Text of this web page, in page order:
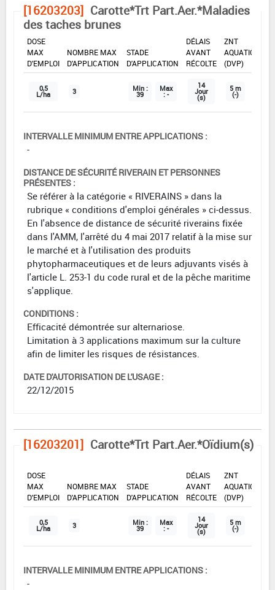
[16203203] Carotte*Trt Part.Aer.*Maladies
des taches brunes
DOSE
MAX
D'EMPLOI
NOMBRE MAX
D'APPLICATION
STADE
D'APPLICATION
DÉLAIS
AVANT
RÉCOLTE
ZNT
AQUATIQUE
(DVP)
0,5
L/ha 3 Min :
39
Max
: -
14
Jour
(s)
5 m
(-)
INTERVALLE MINIMUM ENTRE APPLICATIONS :
-
DISTANCE DE SÉCURITÉ RIVERAIN ET PERSONNES
PRÉSENTES :
Se référer à la catégorie « RIVERAINS » dans la
rubrique « conditions d'emploi générales » ci-dessus.
En l'absence de distance de sécurité riverains fixée
dans l'AMM, l'arrêté du 4 mai 2017 relatif à la mise sur
le marché et à l'utilisation des produits
phytopharmaceutiques et de leurs adjuvants visés à
l'article L. 253-1 du code rural et de la pêche maritime
s'applique.
CONDITIONS :
Efficacité démontrée sur alternariose.
Limitation à 3 applications maximum sur la culture
afin de limiter les risques de résistances.
DATE D'AUTORISATION DE L'USAGE :
22/12/2015
[16203201] Carotte*Trt Part.Aer.*Oïdium(s)
DOSE
MAX
D'EMPLOI
NOMBRE MAX
D'APPLICATION
STADE
D'APPLICATION
DÉLAIS
AVANT
RÉCOLTE
ZNT
AQUATIQUE
(DVP)
0,5
L/ha 3 Min :
39
Max
: -
14
Jour
(s)
5 m
(-)
INTERVALLE MINIMUM ENTRE APPLICATIONS :
-